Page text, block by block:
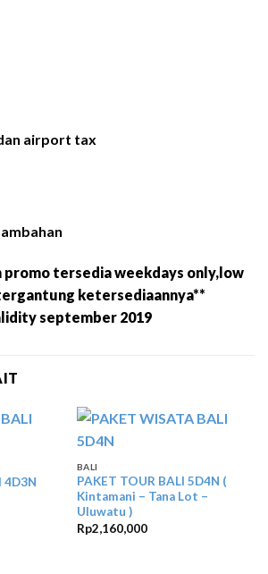
airport tax
promo tersedia weekdays only,low
ketersediaannya**
september 2019
4D3N
BALI
PAKET TOUR BALI 5D4N (
Kintamani – Tana Lot –
Uluwatu )
Rp2,160,000